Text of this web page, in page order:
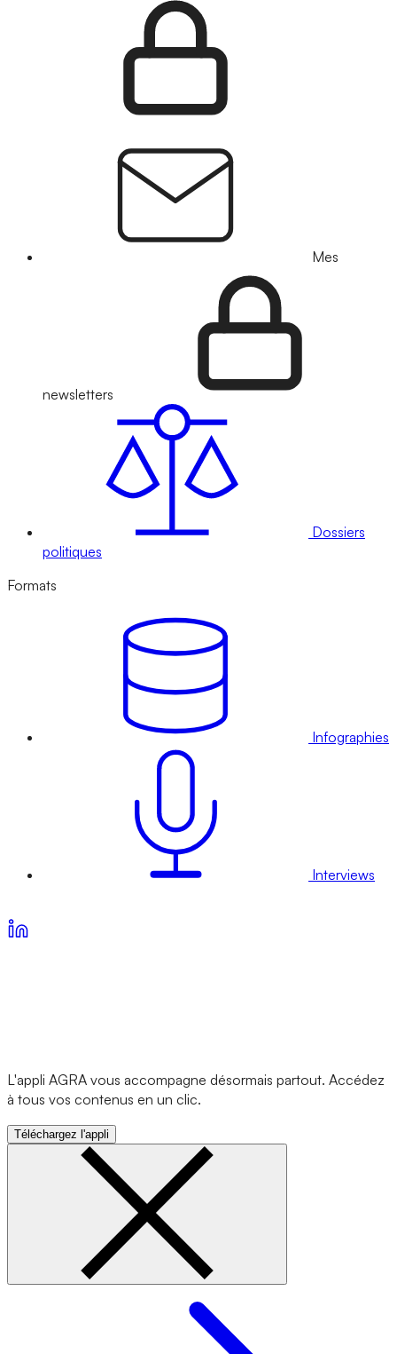
Mes
newsletters
Dossiers
politiques
Formats
Infographies
Interviews
L'appli AGRA vous accompagne désormais partout. Accédez
à tous vos contenus en un clic.
Téléchargez l'appli